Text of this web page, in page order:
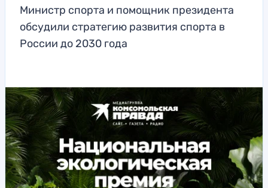
Министр спорта и помощник президента
обсудили стратегию развития спорта в
России до 2030 года